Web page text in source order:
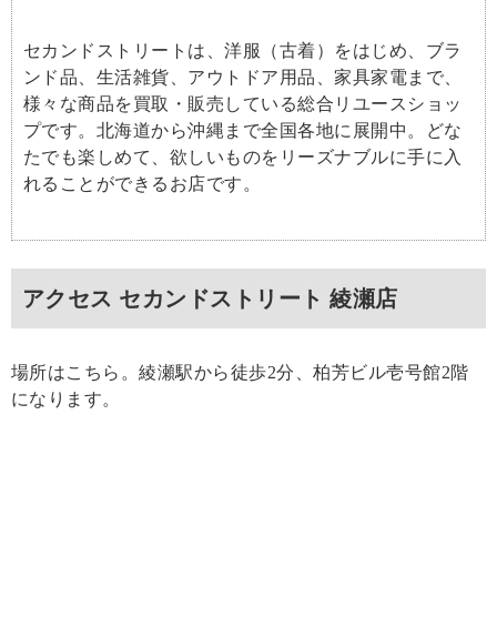
セカンドストリートは、洋服（古着）をはじめ、ブラ
ンド品、生活雑貨、アウトドア用品、家具家電まで、
様々な商品を買取・販売している総合リユースショッ
プです。北海道から沖縄まで全国各地に展開中。どな
たでも楽しめて、欲しいものをリーズナブルに手に入
れることができるお店です。
アクセス セカンドストリート 綾瀬店
場所はこちら。綾瀬駅から徒歩2分、柏芳ビル壱号館2階
になります。